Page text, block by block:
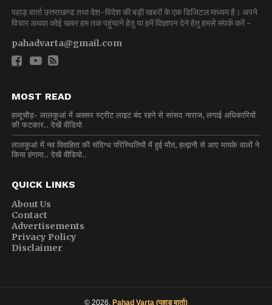
पहाड़ वार्ता उत्तराखण्ड तथा देश-विदेश की बड़ी खबरों के एक डिजिटल माध्यम है। अपने
विचार अथवा कोई खबर हम तक पहुंचाने हेतु या हमें विज्ञापन देने हेतु हमसे संपर्क करें -
pahadvarta@gmail.com
MOST READ
हल्दूचौड़- लालकुआं में अक्सर स्ट्रीट लाइट बंद रहने से सांसद नाराज, लगाई अधिकारियों
की फटकार.. देखें वीडियो
लालकुआं में नव विवाहिता की संदिग्ध परिस्थितियों में हुई मौत, हल्द्वानी से आए मायके वालों ने
किया हंगामा.. देखें वीडियो..
QUICK LINKS
About Us
Contact
Advertisements
Privacy Policy
Disclaimer
© 2026, Pahad Varta (पहाड़ वार्ता)